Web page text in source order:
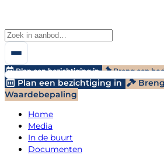
Plan een bezichtiging in Breng een
Plan een bezichtiging in
Waardebepaling
Home
Media
In de buurt
Documenten